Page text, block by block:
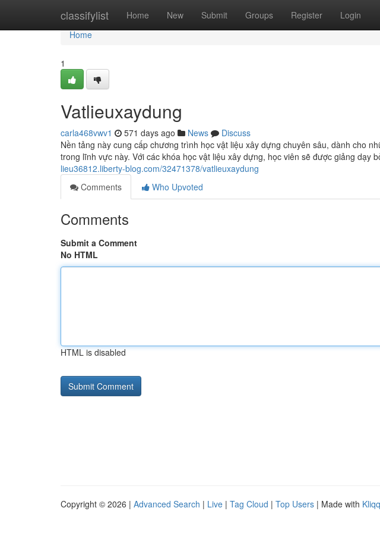
classifylist Home New Submit Groups Register Login
Home
Home
1
Vatlieuxaydung
carla468vwv1 571 days ago News
Discuss
Nền tảng này cung cấp chương trình học vật liệu xây dựng chuyên sâu, dành cho
trong lĩnh vực này. Với các khóa học vật liệu xây dựng, học viên sẽ được giảng dạy
lieu36812.liberty-blog.com/32471378/vatlieuxaydung
Comments
Who Upvoted
Comments
Submit a Comment
No HTML
HTML is disabled
Copyright © 2026 | Advanced Search | Live | Tag Cloud | Top Users | Made with